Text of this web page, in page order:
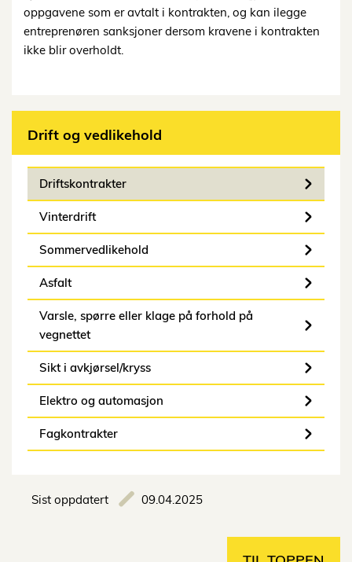
oppgavene som er avtalt i kontrakten, og kan ilegge
entreprenøren sanksjoner dersom kravene i kontrakten
ikke blir overholdt.
Drift og vedlikehold
Driftskontrakter
Vinterdrift
Sommervedlikehold
Asfalt
Varsle, spørre eller klage på forhold på
vegnettet
Sikt i avkjørsel/kryss
Elektro og automasjon
Fagkontrakter
Sist oppdatert 09.04.2025